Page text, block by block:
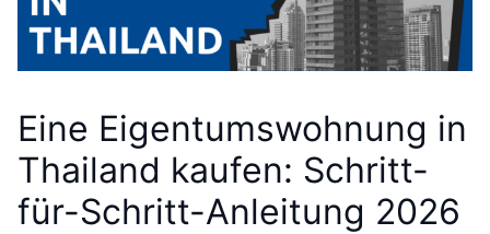
Eine Eigentumswohnung in
Thailand kaufen: Schritt-
für-Schritt-Anleitung 2026